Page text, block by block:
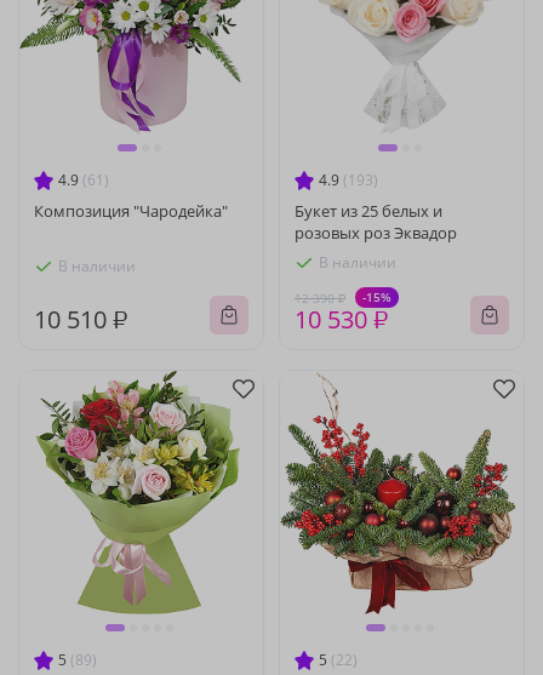
4.9 (61)
Композиция "Чародейка"
В наличии
10 510 ₽
4.9 (193)
Букет из 25 белых и
розовых роз Эквадор
В наличии
12 390 ₽ -15%
10 530 ₽
5 (89) 5 (22)